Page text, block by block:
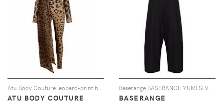
Atu Body Couture leopard-print bodycon jumpsuit - Marrone
ATU BODY COUTURE
Baserange BASERANGE YUMI SLVLSS FLL LNGTH JMPSIT - Nero
BASERANGE